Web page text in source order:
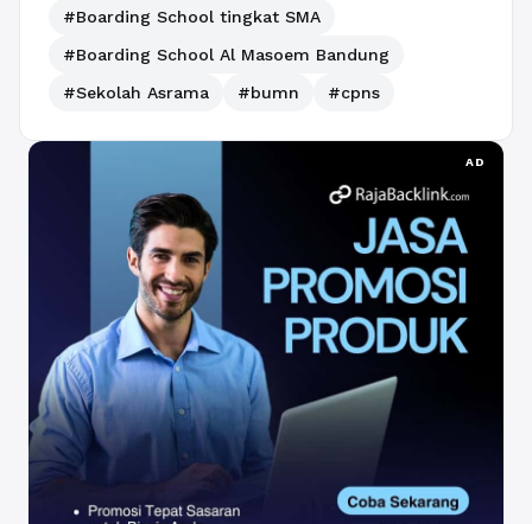
#Boarding School tingkat SMA
#Boarding School Al Masoem Bandung
#Sekolah Asrama
#bumn #cpns
AD